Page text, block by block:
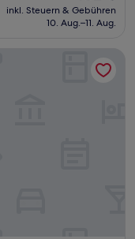
Preis
beträgt
inkl. Steuern & Gebühren
10. Aug.–11. Aug.